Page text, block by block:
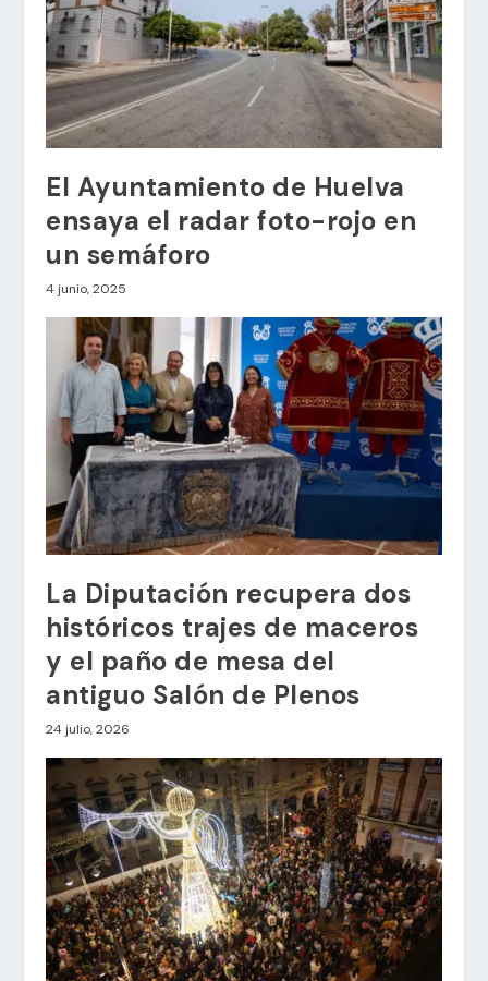
El Ayuntamiento de Huelva
ensaya el radar foto-rojo en
un semáforo
4 junio, 2025
La Diputación recupera dos
históricos trajes de maceros
y el paño de mesa del
antiguo Salón de Plenos
24 julio, 2026